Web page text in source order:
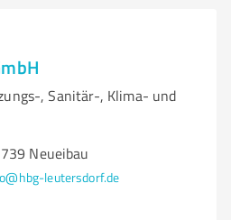
, Sanitär-, Klima- und
Neueibau
leutersdorf.de